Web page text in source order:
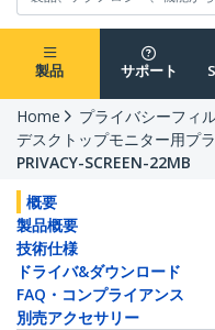
製品 サポート
Home
プライバシーフィ
デスクトップモニター用プ
PRIVACY-SCREEN-22MB
概要
製品概要
技術仕様
ドライバ&ダウンロード
FAQ・コンプライアンス
別売アクセサリー